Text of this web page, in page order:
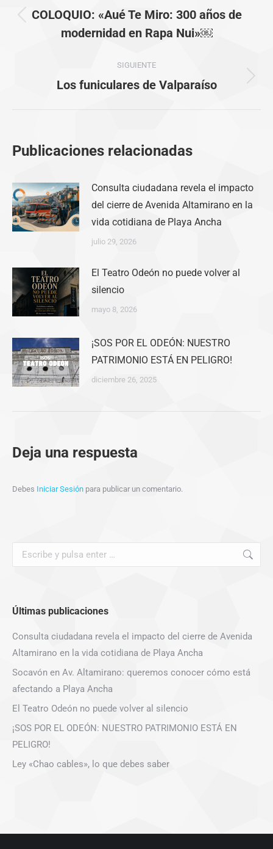
entre
publicaciones
Publicación
anterior:
COLOQUIO: «Aué Te Miro: 300 años de
modernidad en Rapa Nui»￼
SIGUIENTE
Publicación
Los funiculares de Valparaíso
Publicaciones relacionadas
Consulta ciudadana revela el impacto
del cierre de Avenida Altamirano en la
vida cotidiana de Playa Ancha
julio 29, 2026
El Teatro Odeón no puede volver al
silencio
mayo 8, 2026
¡SOS POR EL ODEÓN: NUESTRO
PATRIMONIO ESTÁ EN PELIGRO!
diciembre 26, 2025
Deja una respuesta
Debes Iniciar Sesión para publicar un comentario.
Buscar:
Últimas publicaciones
Consulta ciudadana revela el impacto del cierre de Avenida
Altamirano en la vida cotidiana de Playa Ancha
Socavón en Av. Altamirano: queremos conocer cómo está
afectando a Playa Ancha
El Teatro Odeón no puede volver al silencio
¡SOS POR EL ODEÓN: NUESTRO PATRIMONIO ESTÁ EN
PELIGRO!
Ley «Chao cables», lo que debes saber